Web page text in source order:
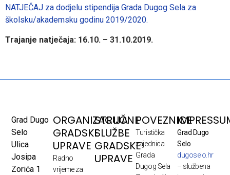
NATJEČAJ za dodjelu stipendija Grada Dugog Sela za
školsku/akademsku godinu 2019/2020.
Trajanje natječaja: 16.10. – 31.10.2019.
Grad Dugo
Selo
Ulica
Josipa
Zorića 1
ORGANIZACIJA
GRADSKE
UPRAVE
Radno
vrijeme za
STRUČNE
SLUŽBE
GRADSKE
UPRAVE
POVEZNICE
Turistička
zajednica
Grada
Dugog Sela
Grad Dugo
Selo
dugoselo.hr
– službena